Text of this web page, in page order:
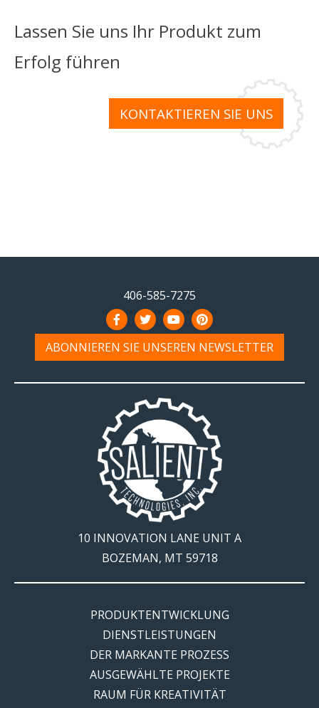
Lassen Sie uns Ihr Produkt zum
Erfolg führen
KONTAKTIEREN SIE UNS
406-585-7275
ABONNIEREN SIE UNSEREN NEWSLETTER
10 INNOVATION LANE UNIT A
BOZEMAN, MT 59718
PRODUKTENTWICKLUNG
DIENSTLEISTUNGEN
DER MARKANTE PROZESS
AUSGEWÄHLTE PROJEKTE
RAUM FÜR KREATIVITÄT